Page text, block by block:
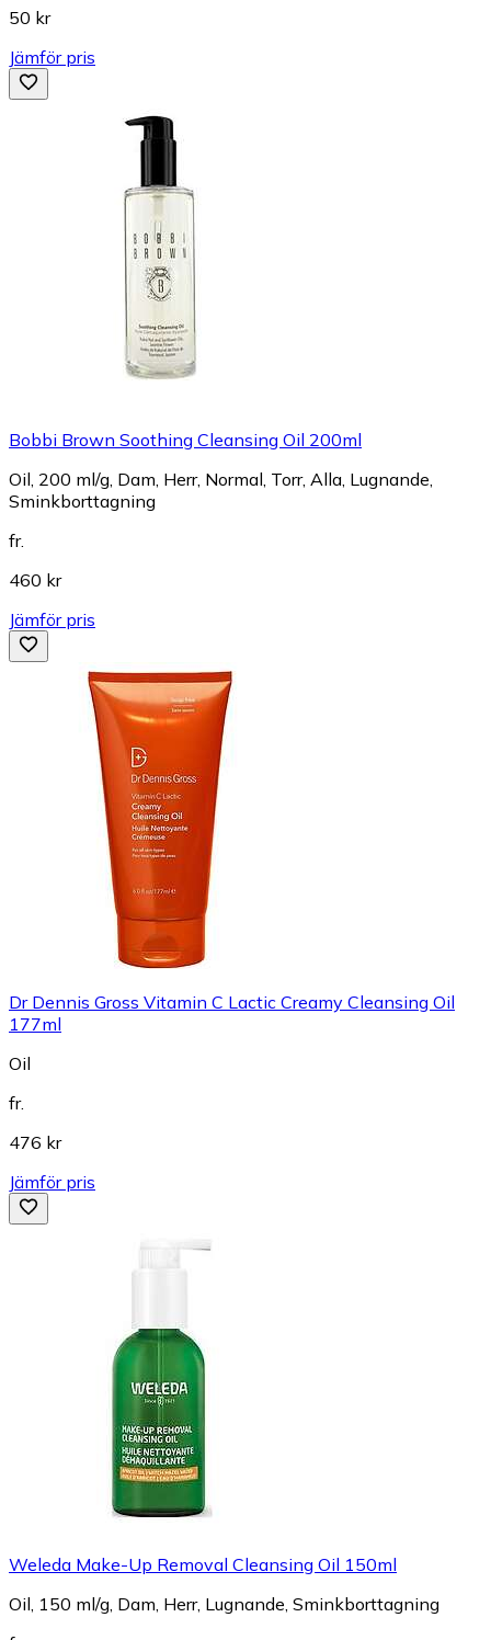
50 kr
Jämför pris
Bobbi Brown Soothing Cleansing Oil 200ml
Oil, 200 ml/g, Dam, Herr, Normal, Torr, Alla, Lugnande,
Sminkborttagning
fr.
460 kr
Jämför pris
Dr Dennis Gross Vitamin C Lactic Creamy Cleansing Oil
177ml
Oil
fr.
476 kr
Jämför pris
Weleda Make-Up Removal Cleansing Oil 150ml
Oil, 150 ml/g, Dam, Herr, Lugnande, Sminkborttagning